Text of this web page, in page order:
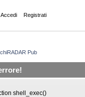
Accedi Registrati
Pub
shell_exec()